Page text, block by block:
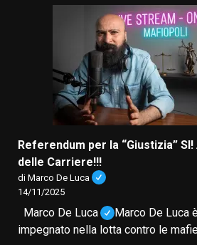
Referendum per la “Giustizia”
delle Carriere!!!
di Marco De Luca
14/11/2025
Marco De Luca
Marco De Luca
impegnato nella lotta contro le